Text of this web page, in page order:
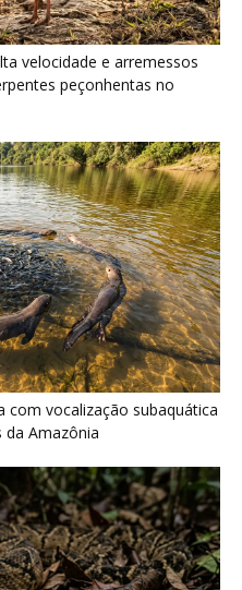
velocidade e arremessos
peçonhentas no
com vocalização subaquática
da Amazônia